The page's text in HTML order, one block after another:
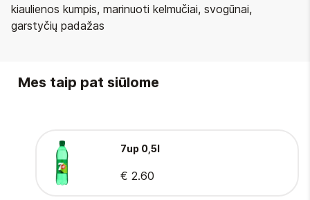
kiaulienos kumpis, marinuoti kelmučiai, svogūnai,
garstyčių padažas
Mes taip pat siūlome
7up 0,5l
€ 2.60